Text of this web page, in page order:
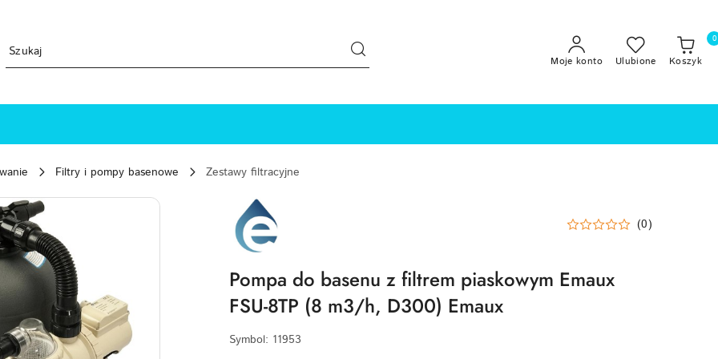
Moje konto Ulubione Koszyk
0
Filtry i pompy basenowe
Zestawy filtracyjne
EMAUX-
LOGO
(0)
Pompa do basenu z filtrem piaskowym Emaux
FSU-8TP (8 m3/h, D300) Emaux
Symbol: 11953